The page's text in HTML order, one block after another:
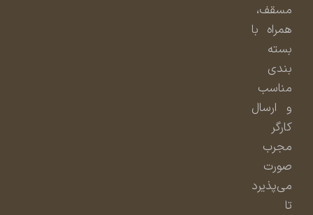
مسقف،
همراه با
بسته
بندی
مناسب
و ارسال
مجرب
صورت
می‌پذیرد